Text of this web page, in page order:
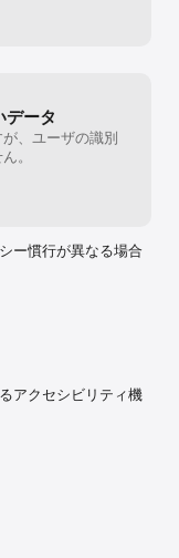
ユニークチート―
つでも読める。
りのマンガを見つけ
データ
、ユーザの識別
。
ー慣行が異なる場合
アクセシビリティ機